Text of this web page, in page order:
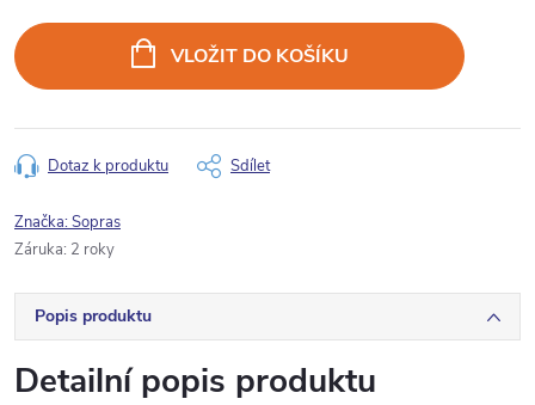
cena:
VLOŽIT DO KOŠÍKU
Dotaz k produktu Sdílet
Značka:Sopras
Záruka: 2 roky
Popis produktu
Detailní popis produktu